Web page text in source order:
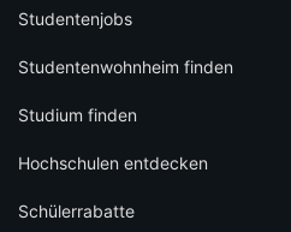
Studentenjobs
Studentenwohnheim finden
Studium finden
Hochschulen entdecken
Schülerrabatte